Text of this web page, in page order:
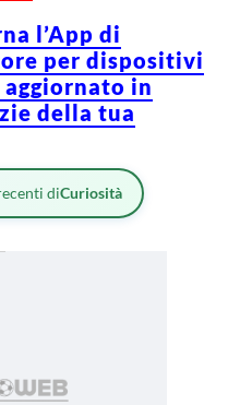
l’App di
per dispositivi
aggiornato in
della tua
diCuriosità